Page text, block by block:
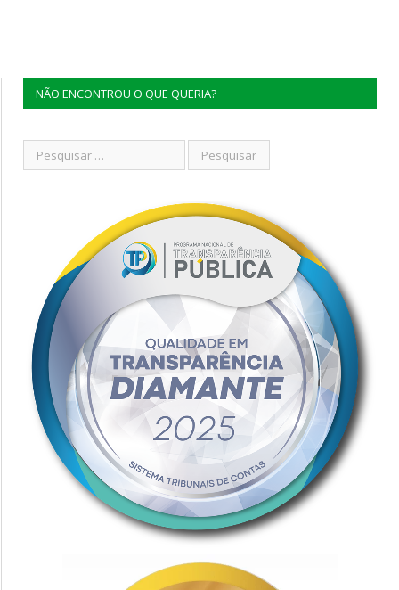
NÃO ENCONTROU O QUE QUERIA?